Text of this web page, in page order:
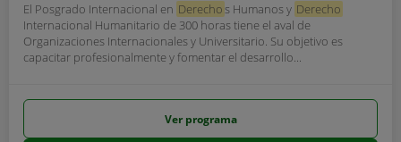
El Posgrado Internacional en Derechos Humanos y Derecho
Internacional Humanitario de 300 horas tiene el aval de
Organizaciones Internacionales y Universitario. Su objetivo es
capacitar profesionalmente y fomentar el desarrollo...
Ver programa